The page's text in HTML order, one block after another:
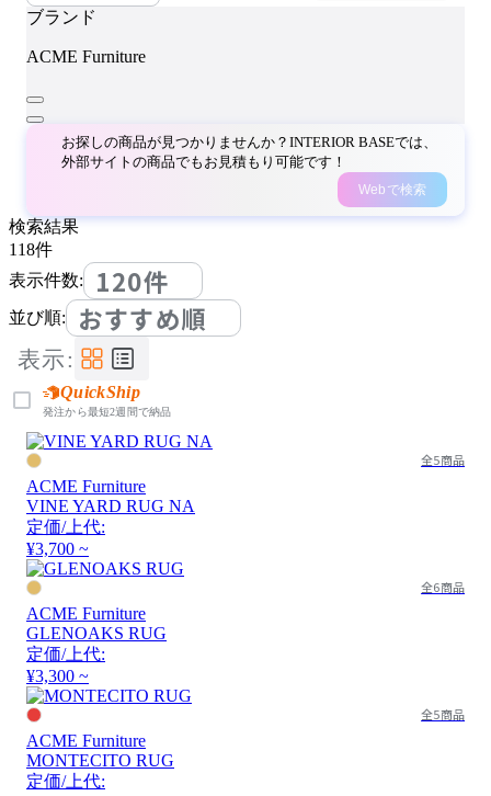
ブランド
ACME Furniture
お探しの商品が見つかりませんか？INTERIOR BASEでは、
外部サイトの商品でもお見積もり可能です！
Webで検索
検索結果
118件
表示件数:
120件
並び順: おすすめ順
表示:
QuickShip
発注から最短2週間で納品
全5商品
ACME Furniture
VINE YARD RUG NA
定価/上代:
¥3,700 ~
全6商品
ACME Furniture
GLENOAKS RUG
定価/上代:
¥3,300 ~
全5商品
ACME Furniture
MONTECITO RUG
定価/上代: